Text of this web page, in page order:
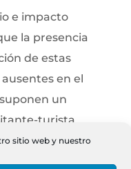
sitio web y nuestro
e impacto
la presencia
de estas
en el
un
turista
de naturaleza
la presencia